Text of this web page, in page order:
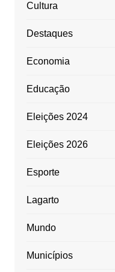
Cultura
Destaques
Economia
Educação
Eleições 2024
Eleições 2026
Esporte
Lagarto
Mundo
Municípios